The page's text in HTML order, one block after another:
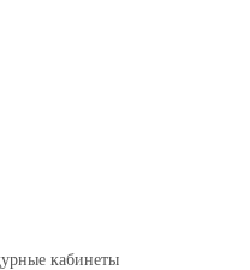
кабинеты